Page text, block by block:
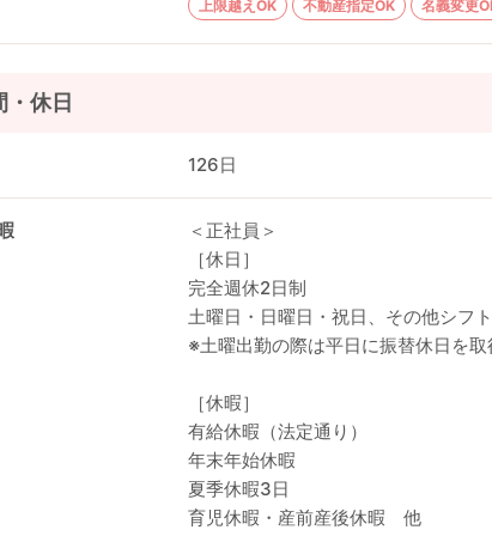
上限越えOK 不動産指定OK 名義変更
・休日
126日
＜正社員＞
［休日］
完全週休2日制
土曜日・日曜日・祝日、その他シフ
※土曜出勤の際は平日に振替休日を取
［休暇］
有給休暇（法定通り）
年末年始休暇
夏季休暇3日
育児休暇・産前産後休暇 他